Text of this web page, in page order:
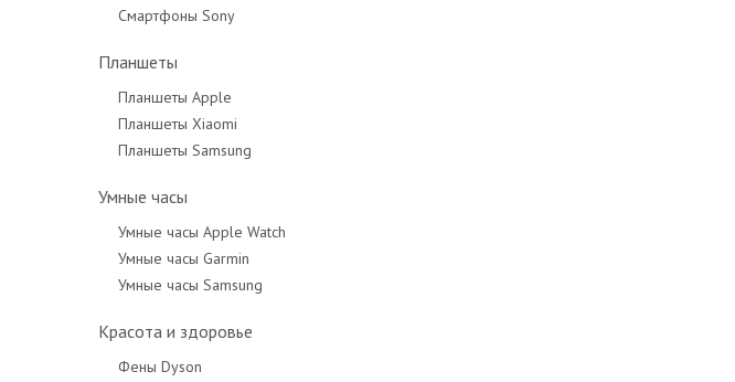
Смартфоны Sony
Планшеты
Планшеты Apple
Планшеты Xiaomi
Планшеты Samsung
Умные часы
Умные часы Apple Watch
Умные часы Garmin
Умные часы Samsung
Красота и здоровье
Фены Dyson